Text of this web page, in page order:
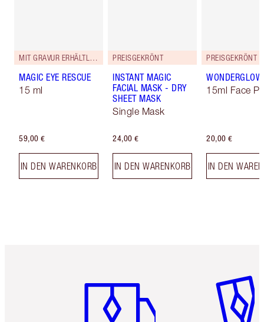
MIT GRAVUR ERHÄLTLICH
MAGIC EYE RESCUE
15 ml
59,00 €
IN DEN WARENKORB
PREISGEKRÖNT
INSTANT MAGIC
FACIAL MASK - DRY
SHEET MASK
Single Mask
24,00 €
IN DEN WARENKORB
PREISGEKRÖNT
WONDERGLOW
15ml Face
20,00 €
IN DEN